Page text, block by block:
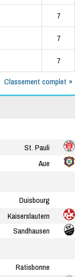
7
7
7
Classement complet
St. Pauli
Aue
Duisbourg
Kaiserslautern
Sandhausen
Ratisbonne